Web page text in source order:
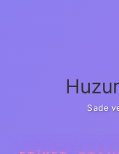
Sade